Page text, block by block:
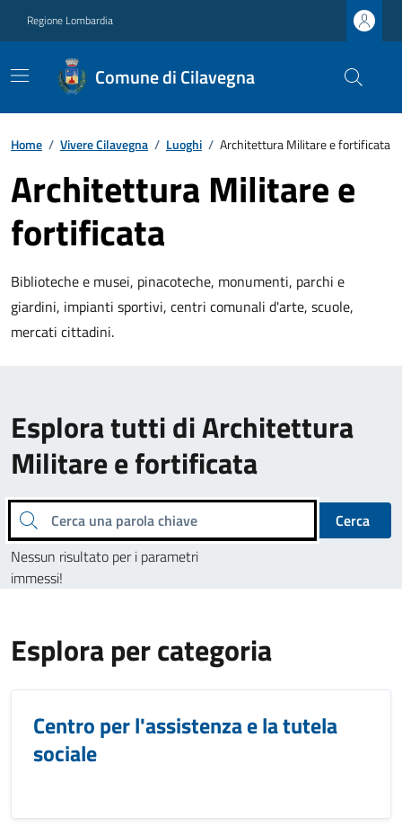
Regione Lombardia
Comune di Cilavegna
Home / Vivere Cilavegna / Luoghi / Architettura Militare e fortificata
Architettura Militare e
fortificata
Biblioteche e musei, pinacoteche, monumenti, parchi e
giardini, impianti sportivi, centri comunali d'arte, scuole,
mercati cittadini.
Esplora tutti di Architettura
Militare e fortificata
Cerca una parola chiave
Cerca
Nessun risultato per i parametri
immessi!
Esplora per categoria
Centro per l'assistenza e la tutela
sociale